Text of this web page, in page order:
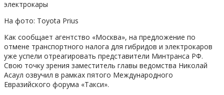
На фото: Toyota Prius
Как сообщает агентство «Москва», на предложение по
отмене транспортного налога для гибридов и электрокаров
уже успели отреагировать представители Минтранса РФ.
Свою точку зрения заместитель главы ведомства Николай
Асаул озвучил в рамках пятого Международного
Евразийского форума «Такси».